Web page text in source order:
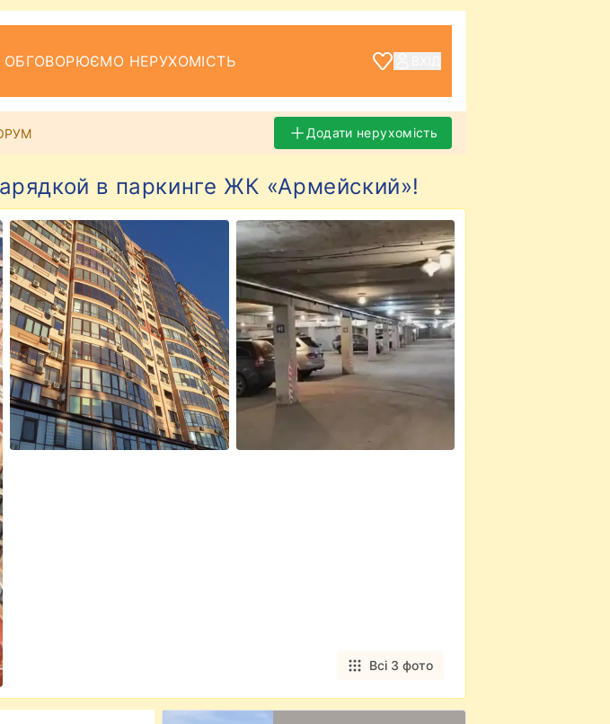
НЕРУХОМІСТЬ
Додати нерухомість
в паркинге ЖК «Армейский»!
Всі 3 фото